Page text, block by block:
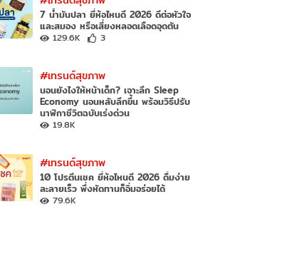
7 น้ำมันปลา ยี่ห้อไหนดี 2026 ดีต่อหัวใจ
และสมอง หรือเสี่ยงหลอดเลือดอุดตัน
129.6K 3
#เทรนด์สุขภาพ
นอนยังไงให้หน้าเด็ก? เจาะลึก Sleep
Economy นอนหลับลึกขึ้น พร้อมวิธีปรับ
นาฬิกาชีวิตฉบับเร่งด่วน
19.8K
#เทรนด์สุขภาพ
10 โปรตีนเชค ยี่ห้อไหนดี 2026 ดื่มง่าย
ละลายเร็ว พึ่งหัดทานก็อิ่มอร่อยได้
79.6K